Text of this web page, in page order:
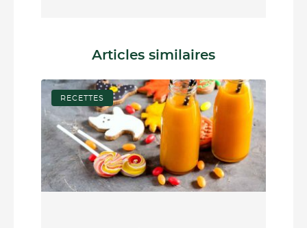
Articles similaires
RECETTES